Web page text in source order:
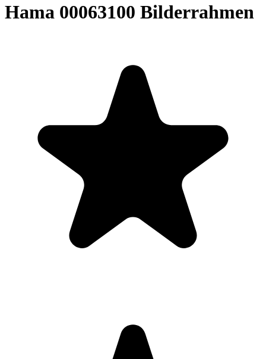
Hama 00063100 Bilderrahmen